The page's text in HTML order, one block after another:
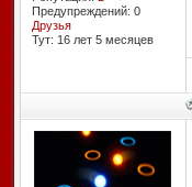
Предупреждений: 0
Друзья
Тут: 16 лет 5 месяцев